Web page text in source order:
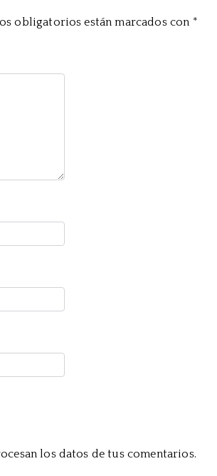
obligatorios están marcados con *
los datos de tus comentarios.